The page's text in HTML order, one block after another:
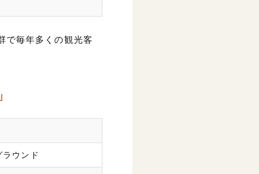
で毎年多くの観光客
ウンド